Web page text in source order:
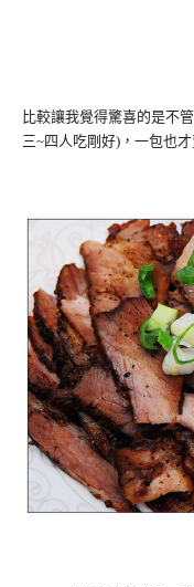
比較讓我覺得驚喜的是不
三~四人吃剛好)，一包也